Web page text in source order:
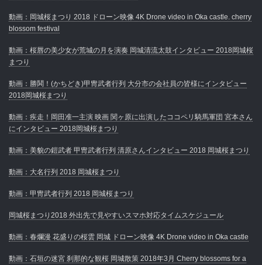
動画：岡城桜まつり 2018 ドローン映像 4K Drone video in Oka castle. cherry
blossom festival
動画：桜唇の美少女が荒城の月を演奏 岡城清流太鼓インタビュー 2018岡城桜
まつり
動画：勝鬨！(かちどき)甲冑武者行列 大分市の会社員の皆様にインタビュー
2018岡城桜まつり
動画：疾走！岡田准一主演 映画 関ヶ原に出演したココペリ騎馬軍団 宮本さん
にインタビュー 2018岡城桜まつり
動画：美貌の鎧武者 甲冑武者行列 清原さんインタビュー 2018 岡城桜まつり
動画：大名行列 2018 岡城桜まつり
動画：甲冑武者行列 2018 岡城桜まつり
岡城桜まつり2018 外出先で見やすいスマホ対応タイムスケジュール
動画：春爛漫 花盛りの桜雲 岡城 ドローン映像 4K Drone video in Oka castle
動画：石垣の迷宮 刹那的な観桜 岡城散策 2018年3月 Cherry blossoms for a